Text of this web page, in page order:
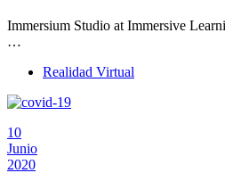
Immersium Studio at Immersive
…
Realidad Virtual
10
Junio
2020